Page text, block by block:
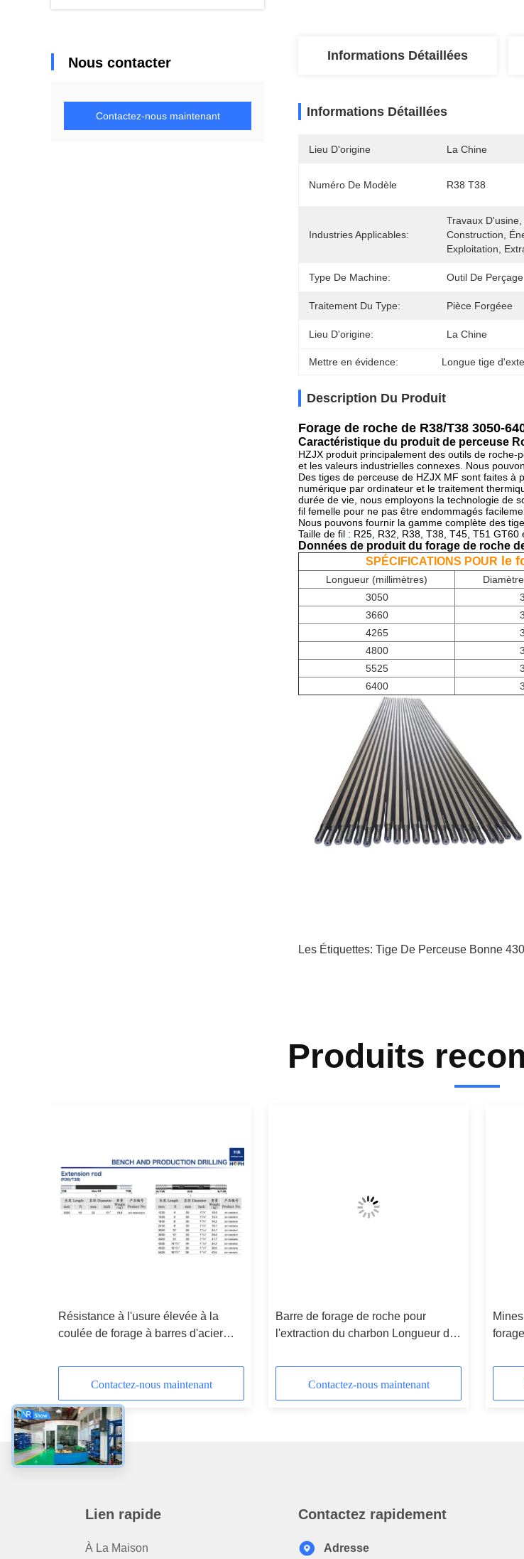
Nous contacter
Contactez-nous maintenant
Informations Détaillées
Informations Détaillées
Lieu D'origine La Chine
Numéro De Modèle R38 T38
Industries Applicables:
Travaux D'usine,
Construction,
Exploitation,
Type De Machine: Outil De Perçage
Traitement Du Type: Pièce Forgéee
Lieu D'origine: La Chine
Mettre en évidence: Longue tige
Description Du Produit
Forage de roche de R38/T38 3050-
Caractéristique du produit de perceuse
HZJX produit principalement des outils de
et les valeurs industrielles connexes. Nous
Des tiges de perceuse de HZJX MF sont faites
numérique par ordinateur et le traitement
durée de vie, nous employons la technologie de
fil femelle pour ne pas être endommagés
Nous pouvons fournir la gamme complète des
Taille de fil : R25, R32, R38, T38, T45, T51 GT60
Données de produit du forage de roche
SPÉCIFICATIONS POUR
le
Longueur (millimètres)
3050
3660
4265
4800
5525
6400
Les Étiquettes: Tige De Perceuse Bonne
Produits
Résistance à l'usure élevée à la
coulée de forage à barres d'acier
chaud
Contactez-nous maintenant
Barre de forage de roche pour
l'extraction du charbon Longueur de
Contactez-nous maintenant
Lien rapide
À La Maison
Contactez rapidement
Adresse